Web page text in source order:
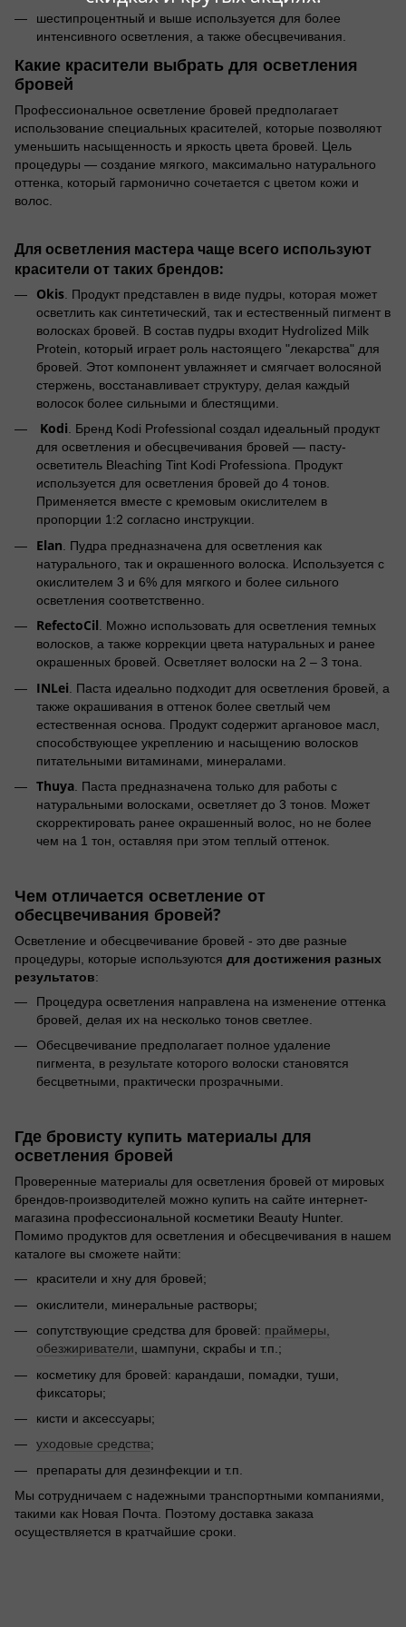
шестипроцентный и выше используется для более
интенсивного осветления, а также обесцвечивания.
Какие красители выбрать для осветления
бровей
Профессиональное осветление бровей предполагает
использование специальных красителей, которые позволяют
уменьшить насыщенность и яркость цвета бровей. Цель
процедуры — создание мягкого, максимально натурального
оттенка, который гармонично сочетается с цветом кожи и
волос.
Для осветления мастера чаще всего используют
красители от таких брендов:
Okis . Продукт представлен в виде пудры, которая может
осветлить как синтетический, так и естественный пигмент в
волосках бровей. В состав пудры входит Hydrolized Milk
Protein, который играет роль настоящего "лекарства" для
бровей. Этот компонент увлажняет и смягчает волосяной
стержень, восстанавливает структуру, делая каждый
волосок более сильными и блестящими.
Kodi. Бренд Kodi Professional создал идеальный продукт
для осветления и обесцвечивания бровей — пасту-
осветитель Bleaching Tint Kodi Professiona. Продукт
используется для осветления бровей до 4 тонов.
Применяется вместе с кремовым окислителем в
пропорции 1:2 согласно инструкции.
Elan . Пудра предназначена для осветления как
натурального, так и окрашенного волоска. Используется с
окислителем 3 и 6% для мягкого и более сильного
осветления соответственно.
RefectoCil. Можно использовать для осветления темных
волосков, а также коррекции цвета натуральных и ранее
окрашенных бровей. Осветляет волоски на 2 – 3 тона.
INLei . Паста идеально подходит для осветления бровей, а
также окрашивания в оттенок более светлый чем
естественная основа. Продукт содержит аргановое масл,
способствующее укреплению и насыщению волосков
питательными витаминами, минералами.
Thuya . Паста предназначена только для работы с
натуральными волосками, осветляет до 3 тонов. Может
скорректировать ранее окрашенный волос, но не более
чем на 1 тон, оставляя при этом теплый оттенок.
Чем отличается осветление от
обесцвечивания бровей?
Осветление и обесцвечивание бровей - это две разные
процедуры, которые используются для достижения разных
результатов:
Процедура осветления направлена на изменение оттенка
бровей, делая их на несколько тонов светлее.
Обесцвечивание предполагает полное удаление
пигмента, в результате которого волоски становятся
бесцветными, практически прозрачными.
Где бровисту купить материалы для
осветления бровей
Проверенные материалы для осветления бровей от мировых
брендов-производителей можно купить на сайте интернет-
магазина профессиональной косметики Beauty Hunter.
Помимо продуктов для осветления и обесцвечивания в нашем
каталоге вы сможете найти:
красители и хну для бровей;
окислители, минеральные растворы;
сопутствующие средства для бровей: праймеры,
обезжириватели , шампуни, скрабы и т.п.;
косметику для бровей: карандаши, помадки, туши,
фиксаторы;
кисти и аксессуары;
уходовые средства;
препараты для дезинфекции и т.п.
Мы сотрудничаем с надежными транспортными компаниями,
такими как Новая Почта. Поэтому доставка заказа
осуществляется в кратчайшие сроки.